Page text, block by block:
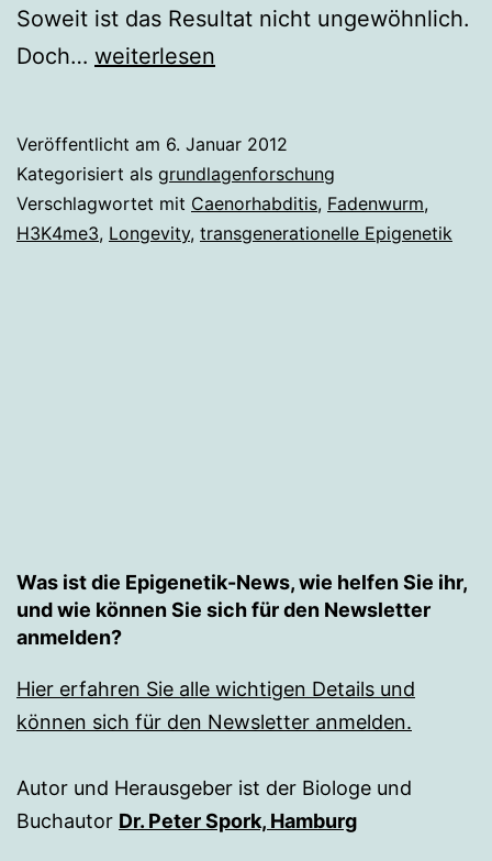
Soweit ist das Resultat nicht ungewöhnlich.
Doch… Epigenetisch
weiterlesen
Veröffentlicht am 6. Januar 2012
Kategorisiert als grundlagenforschung
Verschlagwortet mit Caenorhabditis, Fadenwurm,
H3K4me3, Longevity, transgenerationelle Epigenetik
Was ist die Epigenetik-News, wie helfen Sie ihr,
und wie können Sie sich für den Newsletter
anmelden?
Hier erfahren Sie alle wichtigen Details und
können sich für den Newsletter anmelden.
Autor und Herausgeber ist der Biologe und
Buchautor Dr. Peter Spork, Hamburg